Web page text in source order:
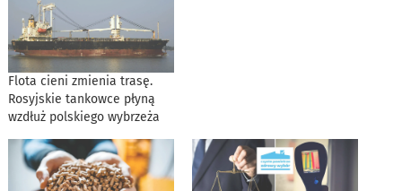
Flota cieni zmienia trasę.
Rosyjskie tankowce płyną
wzdłuż polskiego wybrzeża